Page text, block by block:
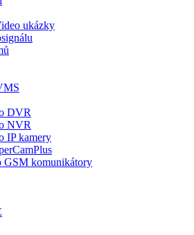
ukázky
DVR
NVR
IP kamery
GSM komunikátory